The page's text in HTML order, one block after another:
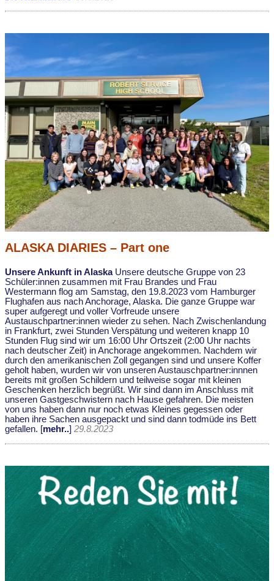
ALASKA DIARIES – Part one
Unsere Ankunft in AlaskaUnsere deutsche Gruppe von 23
Schüler:innen zusammen mit Frau Brandes und Frau
Westermann flog am Samstag, den 19.8.2023 vom Hamburger
Flughafen aus nach Anchorage, Alaska. Die ganze Gruppe war
super aufgeregt und voller Vorfreude unsere
Austauschpartner:innen wieder zu sehen. Nach Zwischenlandung
in Frankfurt, zwei Stunden Verspätung und weiteren knapp 10
Stunden Flug sind wir um 16:00 Uhr Ortszeit (2:00 Uhr nachts
nach deutscher Zeit) in Anchorage angekommen. Nachdem wir
durch den amerikanischen Zoll gegangen sind und unsere Koffer
geholt haben, wurden wir von unseren Austauschpartner:innnen
bereits mit großen Schildern und teilweise sogar mit kleinen
Geschenken herzlich begrüßt. Wir sind dann im Anschluss mit
unseren Gastgeschwistern nach Hause gefahren. Die meisten
von uns haben dann nur noch etwas Kleines gegessen oder
haben ihre Sachen ausgepackt und sind dann todmüde ins Bett
gefallen. [mehr..] 29.8.2023